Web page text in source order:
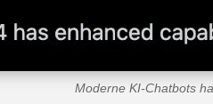
Moderne KI-Chatbots